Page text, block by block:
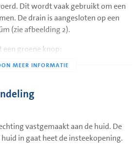
Dit wordt vaak gebruikt om een
De drain is aangesloten op een
(zie afbeelding 2).
een groene knop:
werkt goed.
eraf blijft ondanks het
neem dan contact op met het
vastgemaakt aan de huid. De
in gaat heet de insteekopening.